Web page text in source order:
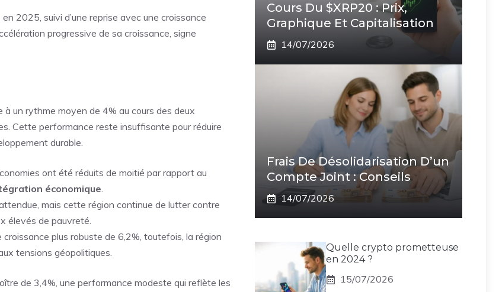
2025, suivi d’une reprise avec une croissance
progressive de sa croissance, signe
un rythme moyen de 4% au cours des deux
Cette performance reste insuffisante pour réduire
durable.
ont été réduits de moitié par rapport au
économique.
mais cette région continue de lutter contre
élevés de pauvreté.
plus robuste de 6,2%, toutefois, la région
tensions géopolitiques.
de 3,4%, une performance modeste qui reflète les
Cours Du $XRP20 : Prix,
Graphique Et Capitalisation
14/07/2026
Frais De Désolidarisation D’un
Compte Joint : Conseils
14/07/2026
Quelle crypto prometteuse
en 2024 ?
15/07/2026